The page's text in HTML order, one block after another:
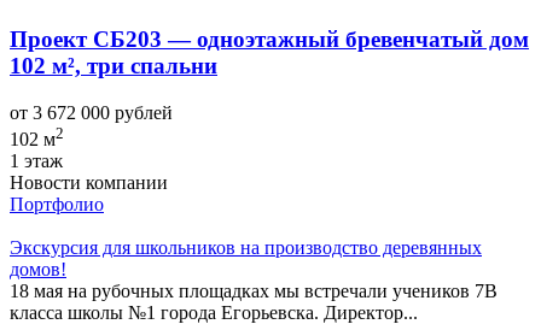
Проект СБ203 — одноэтажный бревенчатый дом
102 м², три спальни
от 3 672 000 рублей
102 м2
1 этаж
Новости компании
Портфолио
Экскурсия для школьников на производство деревянных
домов!
18 мая на рубочных площадках мы встречали учеников 7В
класса школы №1 города Егорьевска. Директор...